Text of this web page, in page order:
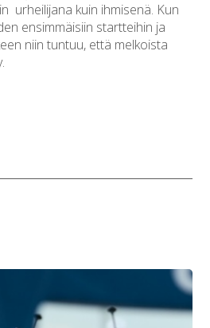
urheilijana kuin ihmisenä. Kun
ensimmäisiin startteihin ja
niin tuntuu, että melkoista